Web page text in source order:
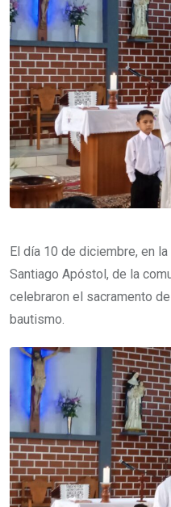
El día 10 de diciembre, en
Santiago Apóstol, de la
celebraron el sacramento
bautismo.